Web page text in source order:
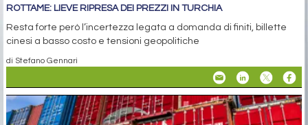
ROTTAME: LIEVE RIPRESA DEI PREZZI IN TURCHIA
Resta forte però l’incertezza legata a domanda di finiti, billette
cinesi a basso costo e tensioni geopolitiche
di Stefano Gennari